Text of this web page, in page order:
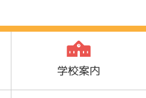
学校案内